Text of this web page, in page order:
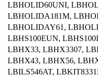
LBHOLID60UNI,
LBHOLIDA181M,
LBHOLIDAY61,
LBHS100EUN,
LBHX33, LBHX3307,
LBHX43, LBHX56,
LBILS546AT,